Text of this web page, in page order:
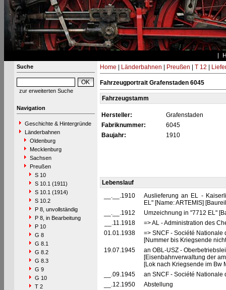
Suche
zur erweiterten Suche
Navigation
Geschichte & Hintergründe
Länderbahnen
Oldenburg
Mecklenburg
Sachsen
Preußen
S 10
S 10.1 (1911)
S 10.1 (1914)
S 10.2
P 8, unvollständig
P 8, in Bearbeitung
P 10
G 8
G 8.1
G 8.2
G 8.3
G 9
G 10
T 2
Home Länderbahnen Preußen T 12
Fahrzeugportrait Grafenstaden 6045
Fahrzeugstamm
Hersteller:
Grafenstaden
Fabriknummer:
6045
Baujahr:
1910
Lebenslauf
__.__.1910
Auslieferung an EL -
EL" [Name: ARTEMIS]
__.__.1912
Umzeichnung in "7712 EL"
__.11.1918
=> AL - Administration des
01.01.1938
=> SNCF - Société
[Nummer bis Kriegsende
19.07.1945
an OBL-USZ -
[Eisenbahnverwaltung der
[Lok nach Kriegsende im Bw
__.09.1945
an SNCF - Société Nationale
__.12.1950
Abstellung